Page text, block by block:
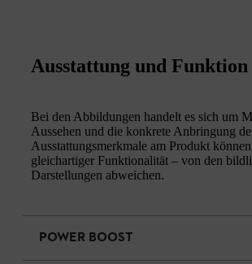
Ausstattung und Funktion
Bei den Abbildungen handelt es sich um
Aussehen und die konkrete Anbringung
Ausstattungsmerkmale am Produkt
gleichartiger Funktionalität – von den
Darstellungen abweichen.
POWER BOOST